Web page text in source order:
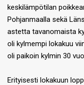
keskilämpötilan
Pohjanmaalla sekä
astetta tavanomaista
oli kylmempi lokakuu
oli paikoin kylmin 30
Erityisesti lokakuun